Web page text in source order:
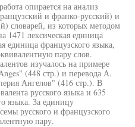
опирается на анализ
и франко-русский) и
словарей, из которых методом
1471 лексическая единица
единица французского языка,
пару слов.
изучалось на примере
(448 стр.) и перевода А.
Ангелов" (416 стр.). В
русского языка и 635
языка. За единицу
русского и французского
пару.